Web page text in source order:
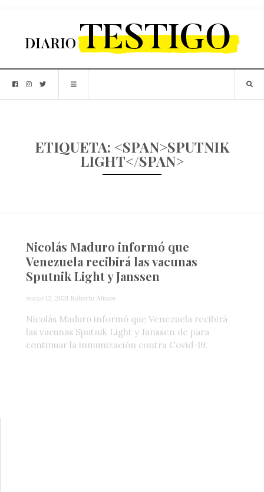
ETIQUETA: <SPAN>SPUTNIK
LIGHT</SPAN>
Nicolás Maduro informó que
Venezuela recibirá las vacunas
Sputnik Light y Janssen
mayo 12, 2021 Roberto Altuve
Nicolás Maduro informó que Venezuela recibirá
las vacunas Sputnik Light y Janssen de para
continuar la inmunización contra Covid-19.